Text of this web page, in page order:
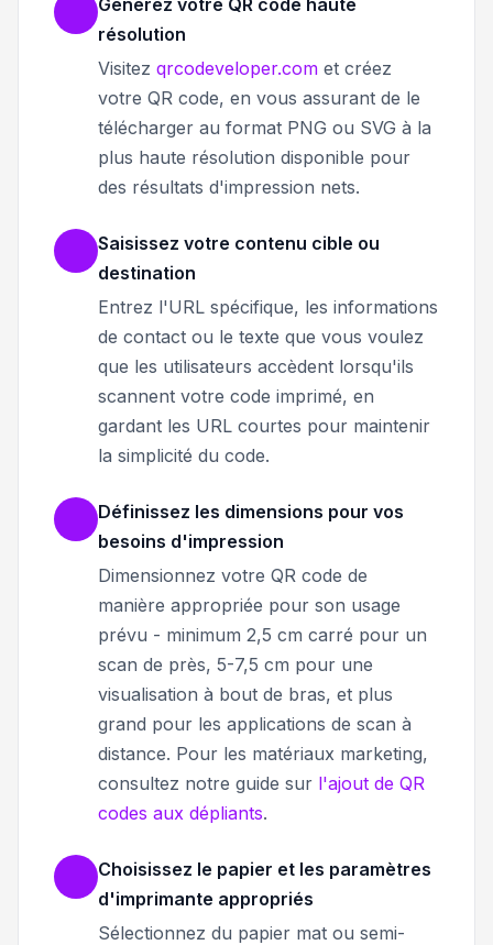
résolution
Visitez qrcodeveloper.com et créez
votre QR code, en vous assurant de le
télécharger au format PNG ou SVG à la
plus haute résolution disponible pour
des résultats d'impression nets.
Saisissez votre contenu cible ou
destination
Entrez l'URL spécifique, les informations
de contact ou le texte que vous voulez
que les utilisateurs accèdent lorsqu'ils
scannent votre code imprimé, en
gardant les URL courtes pour maintenir
la simplicité du code.
Définissez les dimensions pour vos
besoins d'impression
Dimensionnez votre QR code de
manière appropriée pour son usage
prévu - minimum 2,5 cm carré pour un
scan de près, 5-7,5 cm pour une
visualisation à bout de bras, et plus
grand pour les applications de scan à
distance. Pour les matériaux marketing,
consultez notre guide sur l'ajout de QR
codes aux dépliants.
Choisissez le papier et les paramètres
d'imprimante appropriés
Sélectionnez du papier mat ou semi-